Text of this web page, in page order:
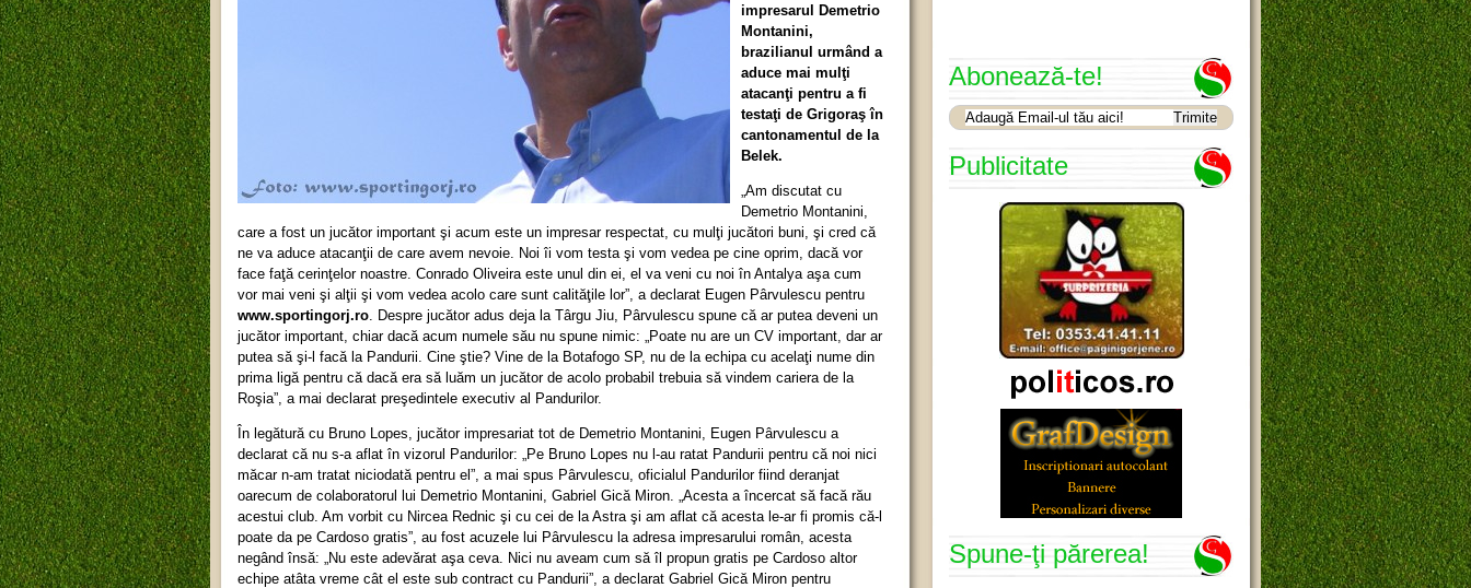
impresarul Demetrio
Montanini,
brazilianul urmând a
aduce mai mulţi
atacanţi pentru a fi
testaţi de Grigoraş în
cantonamentul de la
Belek.
„Am discutat cu
Demetrio Montanini,
care a fost un jucător important şi acum este un impresar respectat, cu mulţi jucători buni, şi cred că
ne va aduce atacanţii de care avem nevoie. Noi îi vom testa şi vom vedea pe cine oprim, dacă vor
face faţă cerinţelor noastre. Conrado Oliveira este unul din ei, el va veni cu noi în Antalya aşa cum
vor mai veni şi alţii şi vom vedea acolo care sunt calităţile lor”, a declarat Eugen Pârvulescu pentru
www.sportingorj.ro . Despre jucător adus deja la Târgu Jiu, Pârvulescu spune că ar putea deveni un
jucător important, chiar dacă acum numele său nu spune nimic: „Poate nu are un CV important, dar ar
putea să şi-l facă la Pandurii. Cine ştie? Vine de la Botafogo SP, nu de la echipa cu acelaţi nume din
prima ligă pentru că dacă era să luăm un jucător de acolo probabil trebuia să vindem cariera de la
Roşia”, a mai declarat preşedintele executiv al Pandurilor.
În legătură cu Bruno Lopes, jucător impresariat tot de Demetrio Montanini, Eugen Pârvulescu a
declarat că nu s-a aflat în vizorul Pandurilor: „Pe Bruno Lopes nu l-au ratat Pandurii pentru că noi nici
măcar n-am tratat niciodată pentru el”, a mai spus Pârvulescu, oficialul Pandurilor fiind deranjat
oarecum de colaboratorul lui Demetrio Montanini, Gabriel Gică Miron. „Acesta a încercat să facă rău
acestui club. Am vorbit cu Nircea Rednic şi cu cei de la Astra şi am aflat că acesta le-ar fi promis că-l
poate da pe Cardoso gratis”, au fost acuzele lui Pârvulescu la adresa impresarului român, acesta
negând însă: „Nu este adevărat aşa ceva. Nici nu aveam cum să îl propun gratis pe Cardoso altor
echipe atâta vreme cât el este sub contract cu Pandurii”, a declarat Gabriel Gică Miron pentru
Abonează-te!
Publicitate
Spune-ţi părerea!